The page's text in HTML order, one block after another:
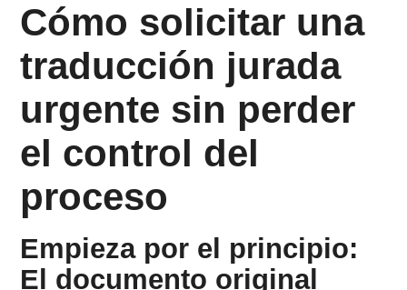
Cómo solicitar una
traducción jurada
urgente sin perder
el control del
proceso
Empieza por el principio:
El documento original